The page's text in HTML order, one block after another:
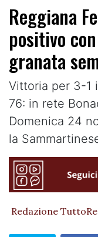
Reggiana
positivo
granata
Vittoria per 3-1
76: in rete
Domenica 24
la
Redazione